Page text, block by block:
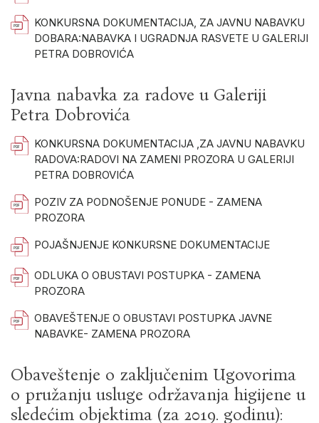
KONKURSNA DOKUMENTACIJA, ZA JAVNU NABAVKU
DOBARA:NABAVKA I UGRADNJA RASVETE U GALERIJI
PETRA DOBROVIĆA
Javna nabavka za radove u Galeriji
Petra Dobrovića
KONKURSNA DOKUMENTACIJA ,ZA JAVNU NABAVKU
RADOVA:RADOVI NA ZAMENI PROZORA U GALERIJI
PETRA DOBROVIĆA
POZIV ZA PODNOŠENJE PONUDE - ZAMENA
PROZORA
POJAŠNJENJE KONKURSNE DOKUMENTACIJE
ODLUKA O OBUSTAVI POSTUPKA - ZAMENA
PROZORA
OBAVEŠTENJE O OBUSTAVI POSTUPKA JAVNE
NABAVKE- ZAMENA PROZORA
Obaveštenje o zaključenim Ugovorima
o pružanju usluge održavanja higijene u
sledećim objektima (za 2019. godinu):